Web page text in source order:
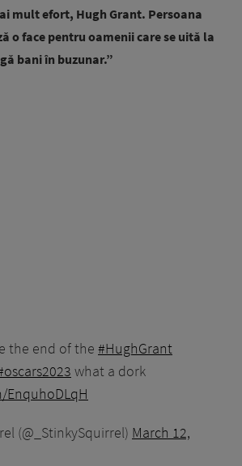
mult efort, Hugh Grant. Persoana
o face pentru oamenii care se uită la
bani în buzunar.”
the end of the #HughGrant
what a dork
EnquhoDLqH
(@_StinkySquirrel) March 12,